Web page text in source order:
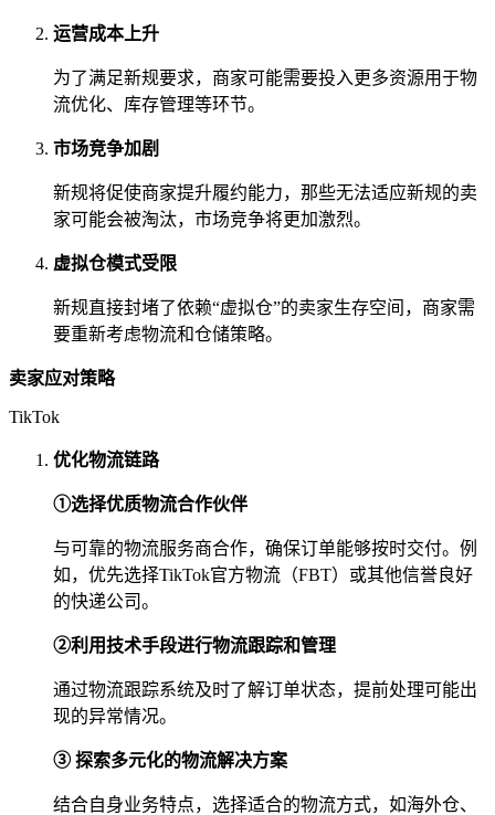
运营成本上升
为了满足新规要求，商家可能需要投入更多资源用于物
流优化、库存管理等环节。
市场竞争加剧
新规将促使商家提升履约能力，那些无法适应新规的卖
家可能会被淘汰，市场竞争将更加激烈。
虚拟仓模式受限
新规直接封堵了依赖“虚拟仓”的卖家生存空间，商家需
要重新考虑物流和仓储策略。
卖家应对策略
TikTok
优化物流链路
①选择优质物流合作伙伴
与可靠的物流服务商合作，确保订单能够按时交付。例
如，优先选择TikTok官方物流（FBT）或其他信誉良好
的快递公司。
②利用技术手段进行物流跟踪和管理
通过物流跟踪系统及时了解订单状态，提前处理可能出
现的异常情况。
③ 探索多元化的物流解决方案
结合自身业务特点，选择适合的物流方式，如海外仓、